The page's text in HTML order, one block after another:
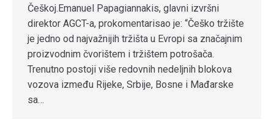
Češkoj.Emanuel Papagiannakis, glavni izvršni
direktor AGCT-a, prokomentarisao je: “Češko tržište
je jedno od najvažnijih tržišta u Evropi sa značajnim
proizvodnim čvorištem i tržištem potrošača.
Trenutno postoji više redovnih nedeljnih blokova
vozova između Rijeke, Srbije, Bosne i Mađarske
sa…